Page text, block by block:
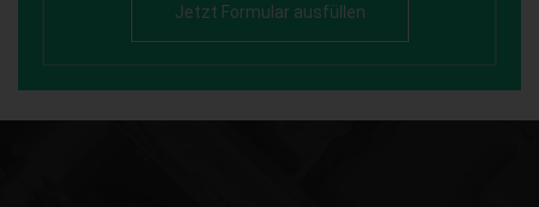
Jetzt Formular ausfüllen